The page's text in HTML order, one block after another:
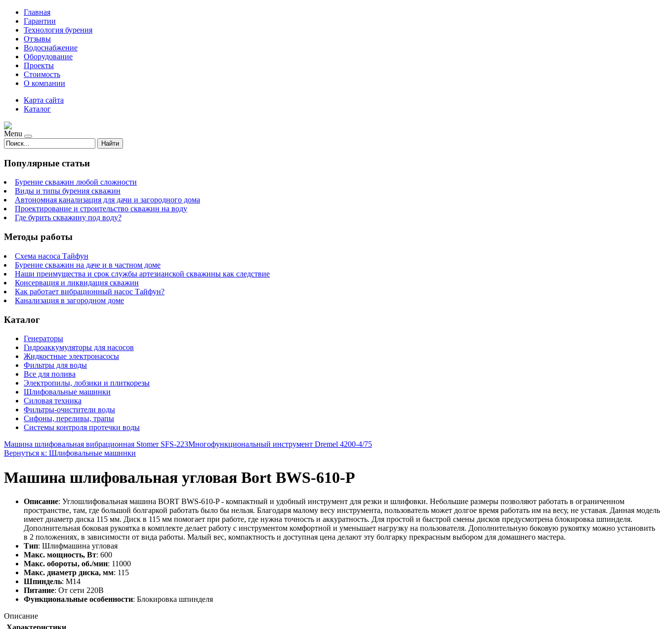
Главная
Гарантии
Технология бурения
Отзывы
Водоснабжение
Оборудование
Проекты
Стоимость
О компании
Карта сайта
Каталог
Menu
Найти
Популярные статьи
Бурение скважин любой сложности
Виды и типы бурения скважин
Автономная канализация для дачи и загородного дома
Проектирование и строительство скважин на воду
Где бурить скважину под воду?
Методы работы
Схема насоса Тайфун
Бурение скважин на даче и в частном доме
Наши преимущества и срок службы артезианской скважины как следствие
Консервация и ликвидация скважин
Как работает вибрационный насос Тайфун?
Канализация в загородном доме
Каталог
Генераторы
Гидроаккумуляторы для насосов
Жидкостные электронасосы
Фильтры для воды
Все для полива
Электропилы, лобзики и плиткорезы
Шлифовальные машинки
Силовая техника
Фильтры-очистители воды
Сифоны, переливы, трапы
Системы контроля протечки воды
Машина шлифовальная вибрационная Stomer SFS-223Многофункциональный инструмент Dremel 4200-4/75
Вернуться к: Шлифовальные машинки
Машина шлифовальная угловая Bort BWS-610-P
Описание: Углошлифовальная машина BORT BWS-610-P - компактный и удобный инструмент для резки и шлифовки. Небольшие размеры позволяют работать в ограниченном
пространстве, там, где большой болгаркой работать было бы нельзя. Благодаря малому весу инструмента, пользователь может долгое время работать им на весу, не уставая. Данная модель
имеет диаметр диска 115 мм. Диск в 115 мм помогает при работе, где нужна точность и аккуратность. Для простой и быстрой смены дисков предусмотрена блокировка шпинделя.
Дополнительная боковая рукоятка в комплекте делает работу с инструментом комфортной и уменьшает нагрузку на пользователя. Дополнительную боковую рукоятку можно установить
в 2 положениях, в зависимости от вида работы. Малый вес, компактность и доступная цена делают эту болгарку прекрасным выбором для домашнего мастера.
Тип: Шлифмашина угловая
Макс. мощность, Вт: 600
Макс. обороты, об./мин: 11000
Макс. диаметр диска, мм: 115
Шпиндель: M14
Питание: От сети 220В
Функциональные особенности: Блокировка шпинделя
Описание